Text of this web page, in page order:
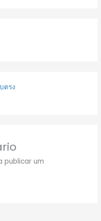
ตรง
publicar um